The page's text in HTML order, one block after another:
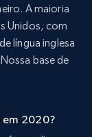
A maioria
Unidos, com
língua inglesa
base de
em 2020?